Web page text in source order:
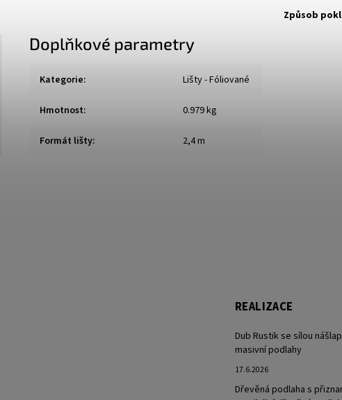
Způsob
Doplňkové parametry
Kategorie: Lišty - Fóliované
Hmotnost: 0.979 kg
Formát lišty: 2,4 m
REALIZACE
Dub Rustik se sílou
masivní podlahy
17.6.2026
Dřevěná podlaha s